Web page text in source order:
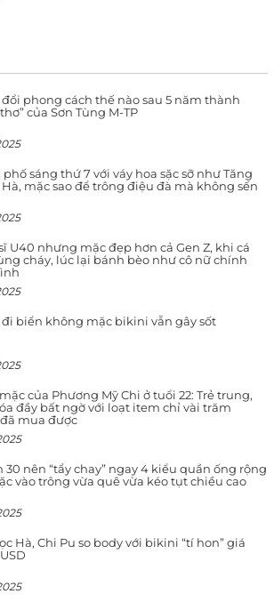
đổi phong cách thế nào sau 5 năm thành
của Sơn Tùng M-TP
sáng thứ 7 với váy hoa sặc sỡ như Tăng
mặc sao để trông điệu đà mà không sến
U40 nhưng mặc đẹp hơn cả Gen Z, khi cá
cháy, lúc lại bánh bèo như cô nữ chính
đi biển không mặc bikini vẫn gây sốt
của Phương Mỹ Chi ở tuổi 22: Trẻ trung,
đầy bất ngờ với loạt item chỉ vài trăm
mua được
30 nên “tẩy chay” ngay 4 kiểu quần ống rộng
vào trông vừa quê vừa kéo tụt chiều cao
Hà, Chi Pu so body với bikini “tí hon” giá